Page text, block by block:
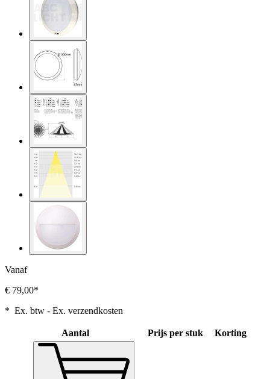
Vanaf
€ 79,00*
* Ex. btw - Ex. verzendkosten
Aantal Prijs per stuk Korting